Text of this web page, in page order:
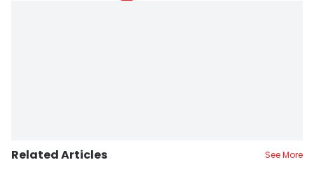
Related Articles See More